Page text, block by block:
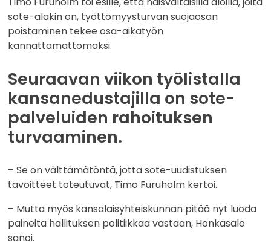
sote-alakin on, työttömyysturvan suojaosan
poistaminen tekee osa-aikatyön
kannattamattomaksi.
Seuraavan viikon työlistalla
kansanedustajilla on sote-
palveluiden rahoituksen
turvaaminen.
– Se on välttämätöntä, jotta sote-uudistuksen
tavoitteet toteutuvat, Timo Furuholm kertoi.
– Mutta myös kansalaisyhteiskunnan pitää nyt luoda
paineita hallituksen politiikkaa vastaan, Honkasalo
sanoi.